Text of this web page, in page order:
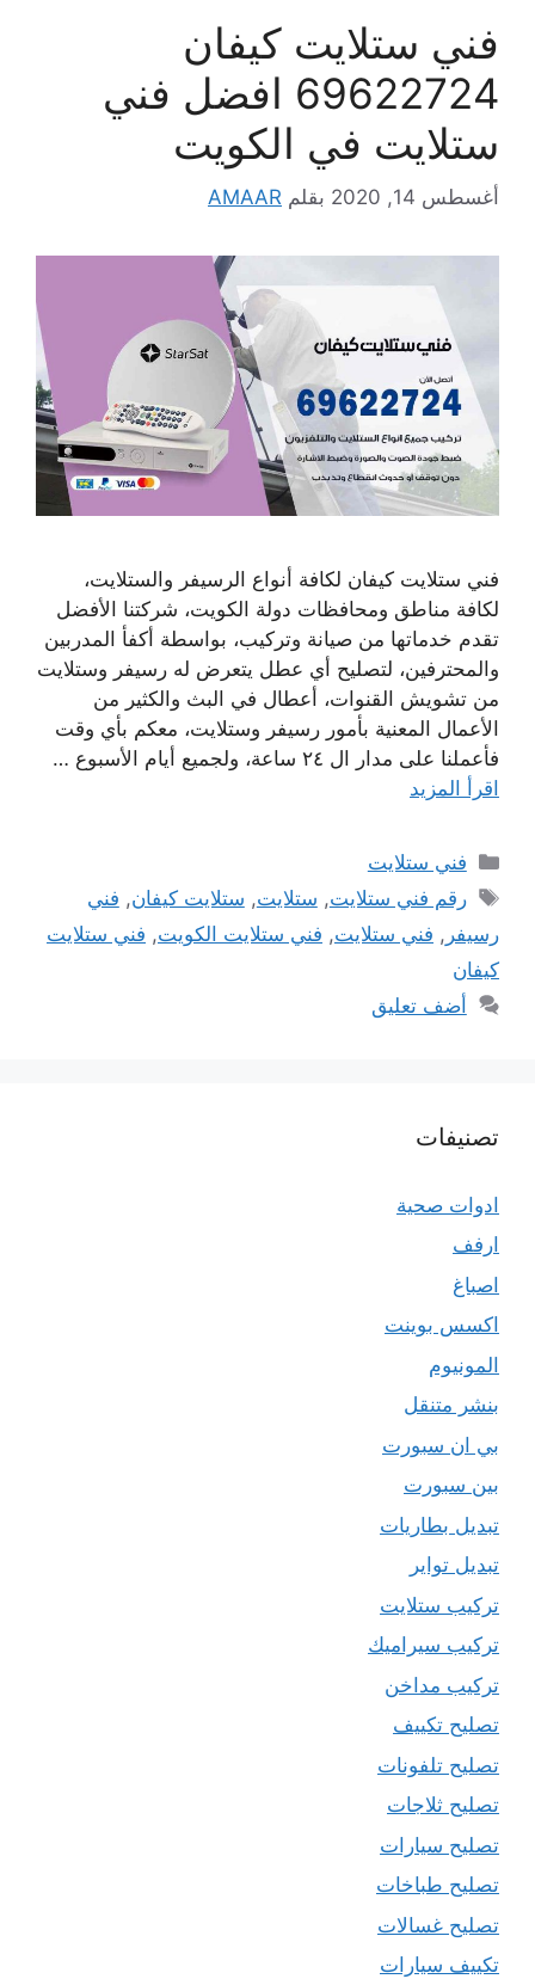
فني ستلايت كيفان
69622724 افضل فني
ستلايت في الكويت
أغسطس 14, 2020 بقلم AMAAR
فني ستلايت كيفان لكافة أنواع الرسيفر والستلايت،
لكافة مناطق ومحافظات دولة الكويت، شركتنا الأفضل
تقدم خدماتها من صيانة وتركيب، بواسطة أكفأ المدربين
والمحترفين، لتصليح أي عطل يتعرض له رسيفر وستلايت
من تشويش القنوات، أعطال في البث والكثير من
الأعمال المعنية بأمور رسيفر وستلايت، معكم بأي وقت
فأعملنا على مدار ال ٢٤ ساعة، ولجميع أيام الأسبوع …
اقرأ المزيد
التصنيفات
فني ستلايت
الوسوم
رقم فني ستلايت, ستلايت, ستلايت كيفان, فني
رسيفر , فني ستلايت, فني ستلايت الكويت, فني ستلايت
كيفان
أضف تعليق
تصنيفات
ادوات صحية
ارفف
اصباغ
اكسس بوينت
المونيوم
بنشر متنقل
بي ان سبورت
بين سبورت
تبديل بطاريات
تبديل تواير
تركيب ستلايت
تركيب سيراميك
تركيب مداخن
تصليح تكييف
تصليح تلفونات
تصليح ثلاجات
تصليح سيارات
تصليح طباخات
تصليح غسالات
تكييف سيارات